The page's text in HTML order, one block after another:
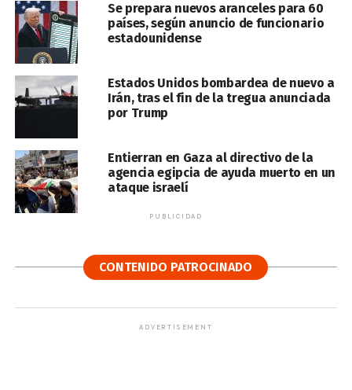
Se prepara nuevos aranceles para 60
países, según anuncio de funcionario
estadounidense
Estados Unidos bombardea de nuevo a
Irán, tras el fin de la tregua anunciada
por Trump
Entierran en Gaza al directivo de la
agencia egipcia de ayuda muerto en un
ataque israelí
PUBLICIDAD
CONTENIDO PATROCINADO
ADVERTISEMENT